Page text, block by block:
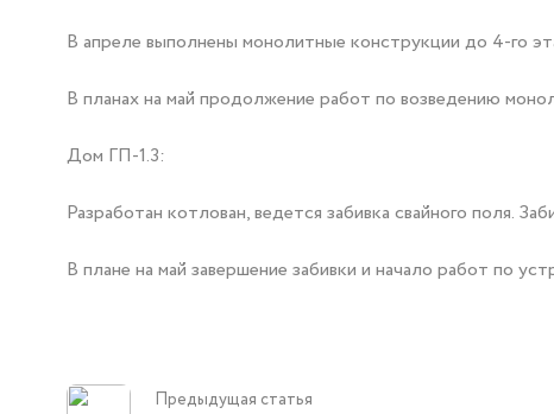
В апреле выполнены монолитные конструкции до 4-го
В планах на май продолжение работ по возведению
Дом ГП-1.3:
Разработан котлован, ведется забивка свайного поля.
В плане на май завершение забивки и начало работ по
Предыдущая статья